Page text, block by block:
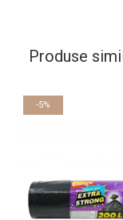
Produse
-5%